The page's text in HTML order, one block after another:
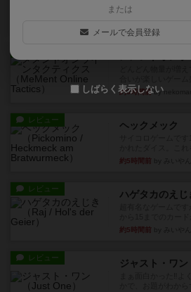
重ねて在庫を最大化
メメントオン
約3時間前by
レビュー ヘックメック
約5時間前
レビュー ハゲタカのえじ
約5時間前
レビュー ジャスト・ワン
または
メールで会員登録
しばらく表示しない